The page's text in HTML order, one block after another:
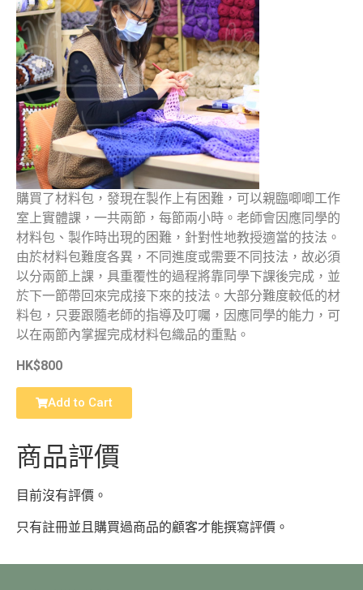
購買了材料包，發現在製作上有困難，可以親臨唧唧工作
室上實體課，一共兩節，每節兩小時。老師會因應同學的
材料包、製作時出現的困難，針對性地教授適當的技法。
由於材料包難度各異，不同進度或需要不同技法，故必須
以分兩節上課，具重覆性的過程將靠同學下課後完成，並
於下一節帶回來完成接下來的技法。大部分難度較低的材
料包，只要跟隨老師的指導及叮囑，因應同學的能力，可
以在兩節內掌握完成材料包織品的重點。
HK$800
Add to Cart
商品評價
目前沒有評價。
只有註冊並且購買過商品的顧客才能撰寫評價。